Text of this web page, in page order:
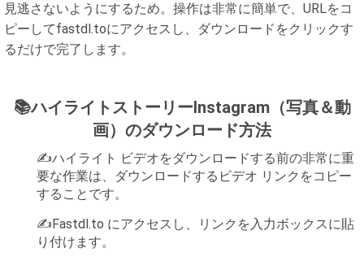
見逃さないようにするため。操作は非常に簡単で、URLをコ
ピーしてfastdl.toにアクセスし、ダウンロードをクリックす
るだけで完了します。
📚ハイライトストーリーInstagram（写真＆動
画）のダウンロード方法
✍️ハイライト ビデオをダウンロードする前の非常に重
要な作業は、ダウンロードするビデオ リンクをコピー
することです。
✍️Fastdl.to にアクセスし、リンクを入力ボックスに貼
り付けます。